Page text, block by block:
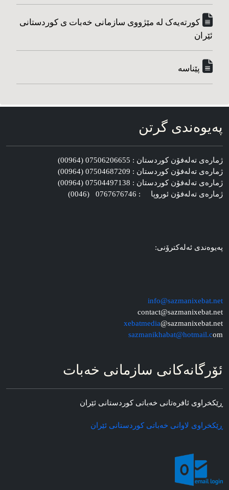
کورته‌یه‌ک له مێژووی سازمانی خه‌بات ی کوردستانی
ئێران
پێناسه‌
په‌یوه‌ندی گرتن
ژماره‌ی ته‌له‌فۆن کوردستان : 07506206655 (00964)
ژماره‌ی ته‌له‌فۆن کوردستان : 07504687209 (00964)
ژماره‌ی ته‌له‌فۆن کوردستان : 07504497138 (00964)
ژماره‌ی ته‌له‌فۆن ئوروپا : 0767676746 (0046)
په‌یوه‌ندی ئه‌له‌کترۆنی:
info@sazmanixebat.net
contact@sazmanixebat.net
xebatmedia@sazmanixebat.net
sazmanikhabat@hotmail.com
ئۆرگانه‌کانی سازمانی خه‌بات
ڕێکخراوی ئافره‌تانی خه‌باتی کوردستانی ئێران
ڕێکخراوی لاوانی خه‌باتی کوردستانی ئێران